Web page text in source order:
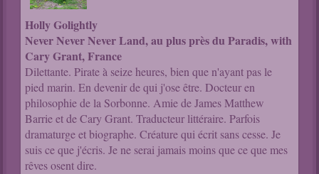
Holly Golightly
Never Never Never Land, au plus près du Paradis, with
Cary Grant, France
Dilettante. Pirate à seize heures, bien que n'ayant pas le
pied marin. En devenir de qui j'ose être. Docteur en
philosophie de la Sorbonne. Amie de James Matthew
Barrie et de Cary Grant. Traducteur littéraire. Parfois
dramaturge et biographe. Créature qui écrit sans cesse. Je
suis ce que j'écris. Je ne serai jamais moins que ce que mes
rêves osent dire.